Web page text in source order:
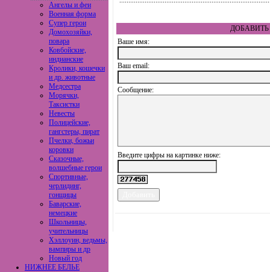
Ангелы и феи
Военная форма
Супер герои
Домохозяйки,
повара
Ковбойские,
индианские
Кролики, кошечки
и др. животные
Медсестра
Морячки,
Таксистки
Невесты
Полицейские,
гангстеры, пират
Пчелки, божьи
коровки
Сказочные,
волшебные герои
Спортивные,
черлидинг,
гонщицы
Баварские,
немецкие
Школьницы,
учительницы
Хэллоуин, ведьмы,
вампиры и др
Новый год
НИЖНЕЕ БЕЛЬЕ
ДОБАВИТЬ
Ваше имя:
Ваш еmail:
Сообщение:
Введите цифры на картинке ниже: